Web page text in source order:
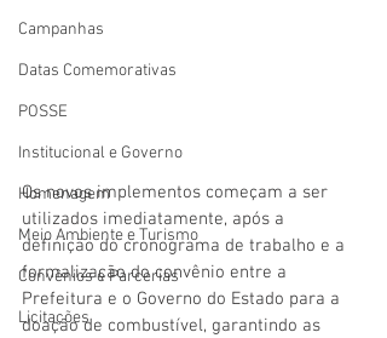
Campanhas
Datas Comemorativas
POSSE
Institucional e Governo
Homenagem
Meio Ambiente e Turismo
Convênios e Parcerias
Licitações
Os novos implementos começam a ser
utilizados imediatamente, após a
definição do cronograma de trabalho e a
formalização do convênio entre a
Prefeitura e o Governo do Estado para a
doação de combustível, garantindo as